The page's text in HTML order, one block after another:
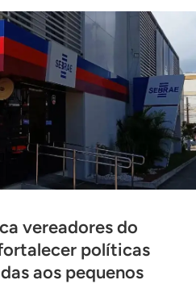
vereadores do
políticas
aos pequenos